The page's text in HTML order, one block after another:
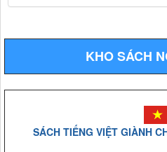
KHO SÁCH
SÁCH TIẾNG VIỆT GIÀNH